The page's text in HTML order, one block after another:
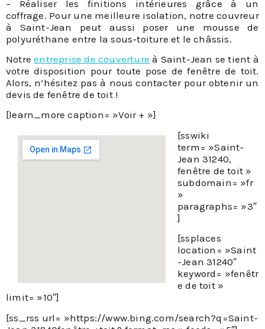
– Réaliser les finitions intérieures grâce à un
coffrage. Pour une meilleure isolation, notre couvreur
à Saint-Jean peut aussi poser une mousse de
polyuréthane entre la sous-toiture et le châssis.
Notreentreprise de couverture à Saint-Jean se tient à
votre disposition pour toute pose de fenêtre de toit.
Alors, n’hésitez pas à nous contacter pour obtenir un
devis de fenêtre de toit !
[learn_more caption= »Voir + »]
[sswiki
term= »Saint-
Jean 31240,
fenêtre de toit »
subdomain= »fr
»
paragraphs= »3″
]
[ssplaces
location= »Saint
-Jean 31240″
keyword= »fenêtr
e de toit »
limit= »10″]
[ss_rss url= »https://www.bing.com/search?q=Saint-